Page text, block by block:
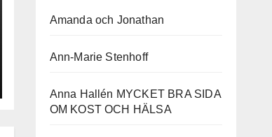
Amanda och Jonathan
Ann-Marie Stenhoff
Anna Hallén MYCKET BRA SIDA
OM KOST OCH HÄLSA